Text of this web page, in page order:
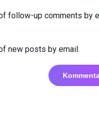
follow-up comments by
new posts by email.